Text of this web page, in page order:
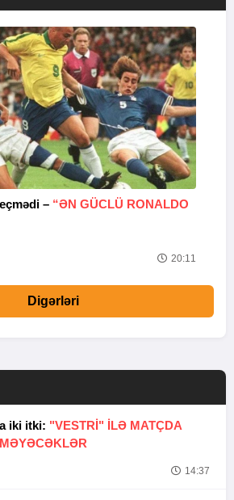
– “ƏN GÜCLÜ RONALDO
20:11
Digərləri
iki itki: "VESTRİ" İLƏ MATÇDA
14:37